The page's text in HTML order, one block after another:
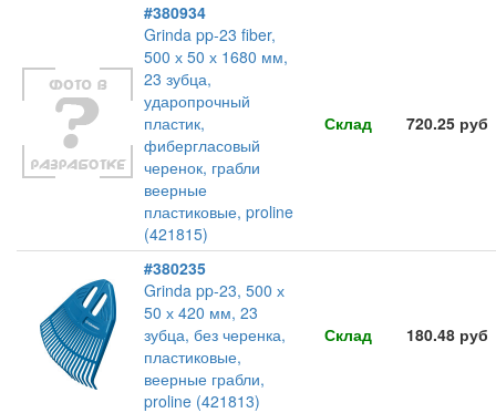
#380934
Grinda pp-23 fiber,
500 х 50 х 1680 мм,
23 зубца,
ударопрочный
пластик,
фибергласовый
черенок, грабли
веерные
пластиковые, proline
(421815)
Склад 720.25 руб
#380235
Grinda pp-23, 500 х
50 х 420 мм, 23
зубца, без черенка,
пластиковые,
веерные грабли,
proline (421813)
Склад 180.48 руб